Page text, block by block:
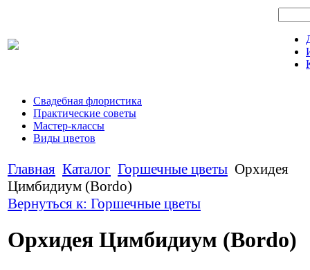
Свадебная флористика
Практические советы
Мастер-классы
Виды цветов
Главная Каталог Горшечные цветы Орхидея
Цимбидиум (Bordo)
Вернуться к: Горшечные цветы
Орхидея Цимбидиум (Bordo)